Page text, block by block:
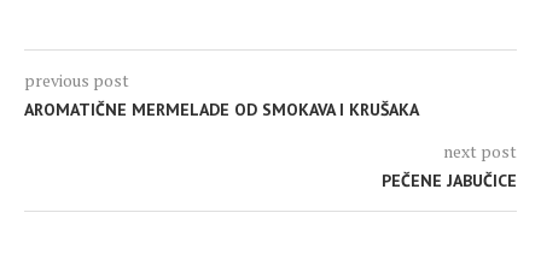
previous post
AROMATIČNE MERMELADE OD SMOKAVA I KRUŠAKA
next post
PEČENE JABUČICE